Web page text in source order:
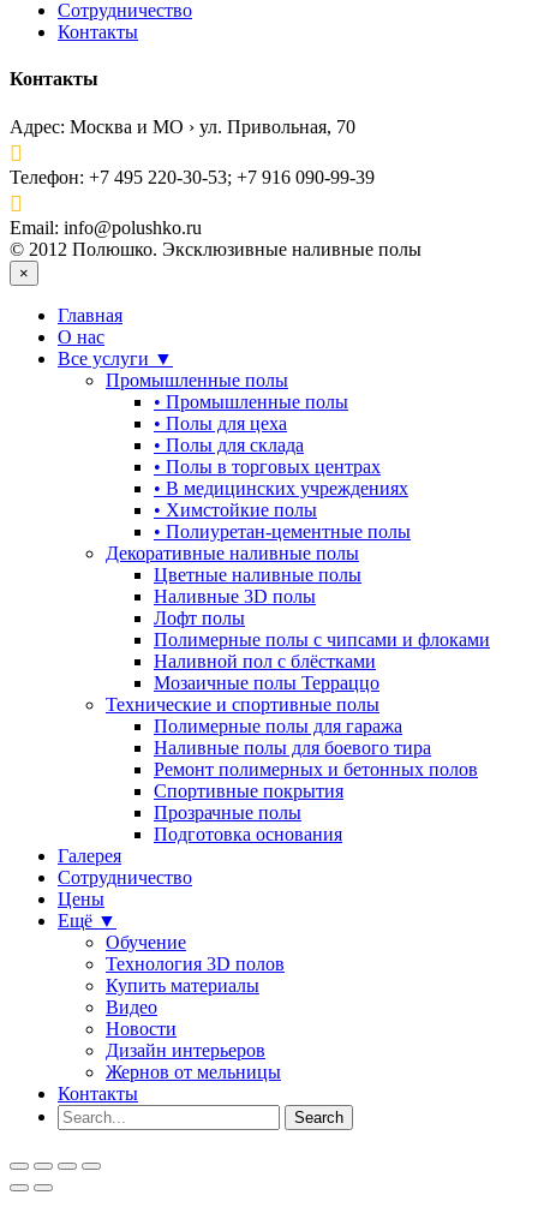
Сотрудничество
Контакты
Контакты
Адрес: Москва и МО › ул. Привольная, 70
Телефон: +7 495 220-30-53; +7 916 090-99-39
Email: info@polushko.ru
© 2012 Полюшко. Эксклюзивные наливные полы
×
Главная
О нас
Все услуги ▼
Промышленные полы
• Промышленные полы
• Полы для цеха
• Полы для склада
• Полы в торговых центрах
• В медицинских учреждениях
• Химстойкие полы
• Полиуретан-цементные полы
Декоративные наливные полы
Цветные наливные полы
Наливные 3D полы
Лофт полы
Полимерные полы с чипсами и флоками
Наливной пол с блёстками
Мозаичные полы Терраццо
Технические и спортивные полы
Полимерные полы для гаража
Наливные полы для боевого тира
Ремонт полимерных и бетонных полов
Спортивные покрытия
Прозрачные полы
Подготовка основания
Галерея
Сотрудничество
Цены
Ещё ▼
Обучение
Технология 3D полов
Купить материалы
Видео
Новости
Дизайн интерьеров
Жернов от мельницы
Контакты